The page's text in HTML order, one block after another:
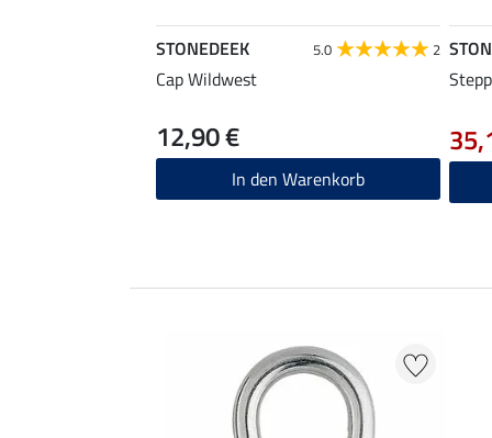
STONEDEEK 5.0 2
Cap Wildwest
12,90 €
In den Warenkorb